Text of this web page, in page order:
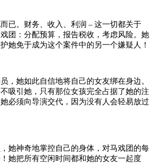
已。财务、收入、利润 – 这一切都关于
团：分配预算，报告税收，考虑风险。她
她免于成为这个案件中的另一个嫌疑人！
，她如此自信地将自己的女友绑在身边。
吸引她，只有那位女孩完全占据了她的注
必须向导演交代，因为没有人会轻易放过
她神奇地掌控自己的身体，对马戏团的每
她把所有空闲时间都和她的女友一起度